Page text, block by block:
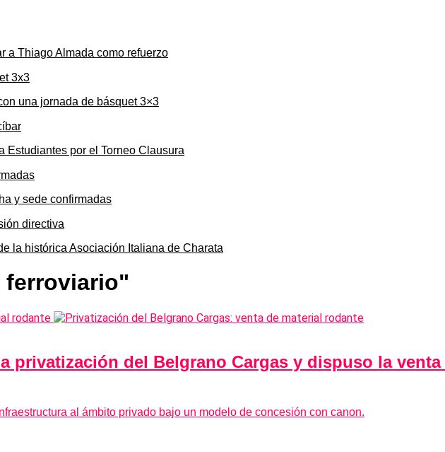
a Thiago Almada como refuerzo
una jornada de básquet 3×3
Estudiantes por el Torneo Clausura
y sede confirmadas
la histórica Asociación Italiana de Charata
ferroviario"
privatización del Belgrano Cargas y dispuso la
al ámbito privado bajo un modelo de concesión con canon.